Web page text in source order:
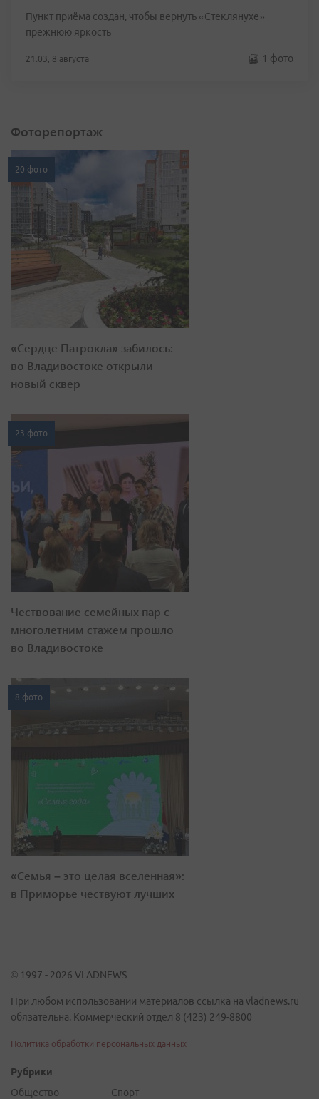
Пункт приёма создан, чтобы вернуть «Стеклянухе»
прежнюю яркость
21:03, 8 августа 1 фото
Фоторепортаж
20 фото
«Сердце Патрокла» забилось:
во Владивостоке открыли
новый сквер
23 фото
Чествование семейных пар с
многолетним стажем прошло
во Владивостоке
8 фото
«Семья – это целая вселенная»:
в Приморье чествуют лучших
© 1997 - 2026 VLADNEWS
При любом использовании материалов ссылка на vladnews.ru
обязательна. Коммерческий отдел 8 (423) 249-8800
Политика обработки персональных данных
Рубрики
Общество
Спорт